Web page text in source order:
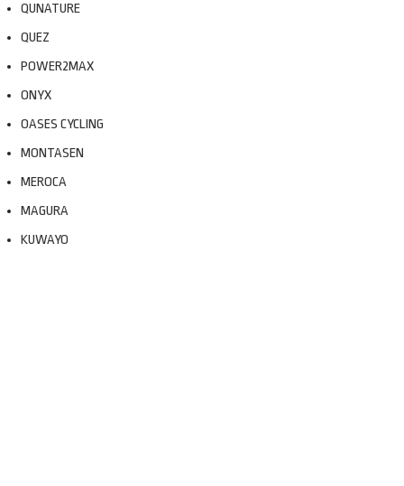
QUNATURE
QUEZ
POWER2MAX
ONYX
OASES CYCLING
MONTASEN
MEROCA
MAGURA
KUWAYO